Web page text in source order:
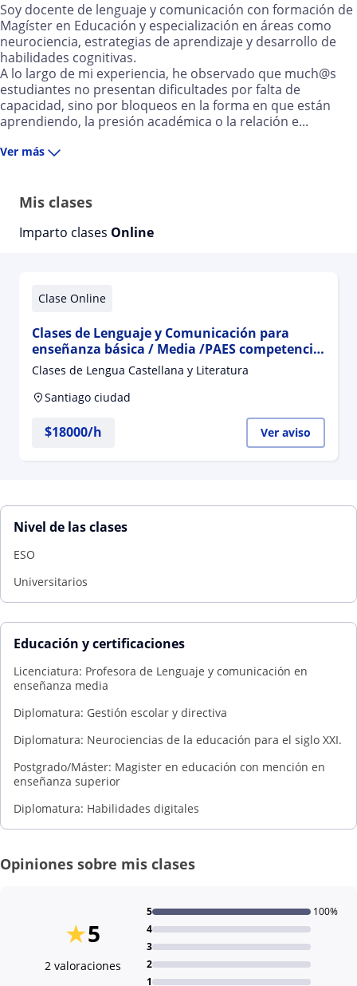
Soy docente de lenguaje y comunicación con formación de
Magíster en Educación y especialización en áreas como
neurociencia, estrategias de aprendizaje y desarrollo de
habilidades cognitivas.
A lo largo de mi experiencia, he observado que much@s
estudiantes no presentan dificultades por falta de
capacidad, sino por bloqueos en la forma en que están
aprendiendo, la presión académica o la relación e...
Ver más
Mis clases
Imparto clases Online
Clase Online
Clases de Lenguaje y Comunicación para
enseñanza básica / Media /PAES competencia
lectora. Online ✍️
Clases de Lengua Castellana y Literatura
Santiago ciudad
$18000/h Ver aviso
Nivel de las clases
ESO
Universitarios
Educación y certificaciones
Licenciatura: Profesora de Lenguaje y comunicación en
enseñanza media
Diplomatura: Gestión escolar y directiva
Diplomatura: Neurociencias de la educación para el siglo XXI.
Postgrado/Máster: Magister en educación con mención en
enseñanza superior
Diplomatura: Habilidades digitales
Opiniones sobre mis clases
5
★
2 valoraciones
1
2
3
4
5 100%